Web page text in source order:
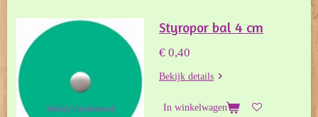
Styropor bal 4 cm
€ 0,40
Bekijk details
In winkelwagen